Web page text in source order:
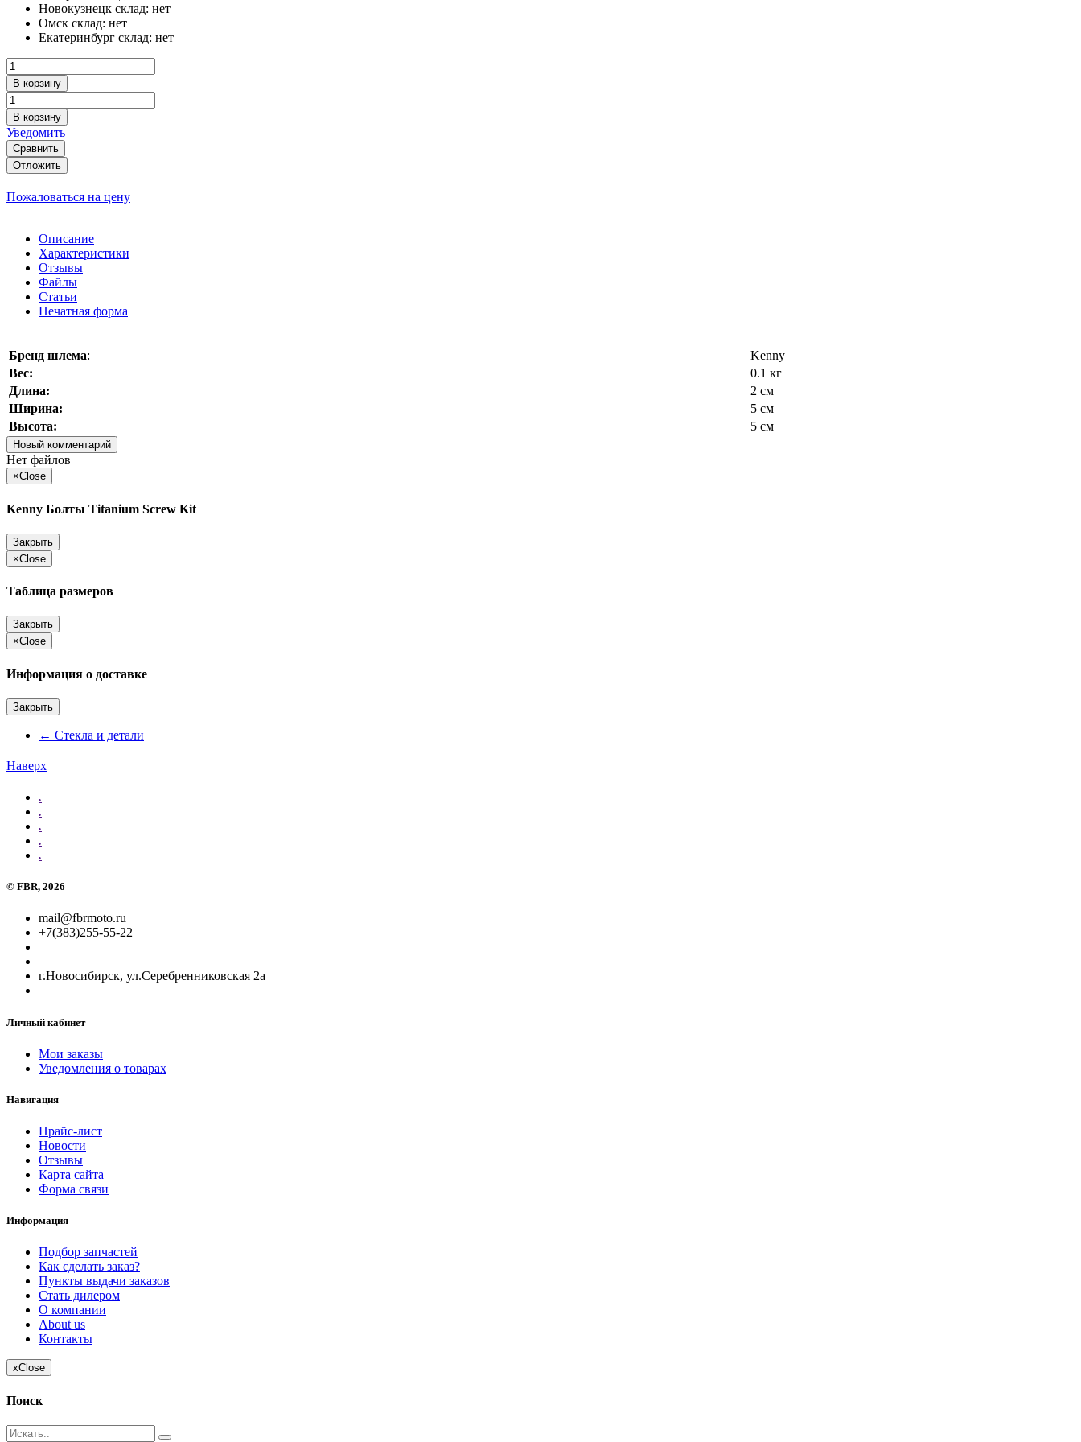
Новокузнецк склад: нет
Омск склад: нет
Екатеринбург склад: нет
В корзину
В корзину
Уведомить
Сравнить
Отложить
Пожаловаться на цену
Описание
Характеристики
Отзывы
Файлы
Статьи
Печатная форма
Бренд шлема:
Kenny
Вес:
0.1 кг
Длина:
2 см
Ширина:
5 см
Высота:
5 см
Новый комментарий
Нет файлов
×Close
Kenny Болты Titanium Screw Kit
Закрыть
×Close
Таблица размеров
Закрыть
×Close
Информация о доставке
Закрыть
← Стекла и детали
Наверх
.
.
.
.
.
© FBR, 2026
mail@fbrmoto.ru
+7(383)255-55-22
г.Новосибирск, ул.Серебренниковская 2а
Личный кабинет
Мои заказы
Уведомления о товарах
Навигация
Прайс-лист
Новости
Отзывы
Карта сайта
Форма связи
Информация
Подбор запчастей
Как сделать заказ?
Пункты выдачи заказов
Стать дилером
О компании
About us
Контакты
xClose
Поиск